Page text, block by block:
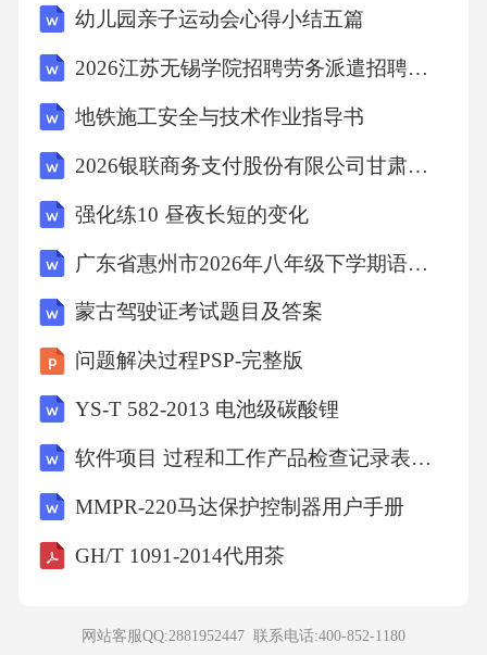
即半导体发光二极管，是一种能够将电能转化
为可见光的固态的半导体器件，它可以直接把
电能转化为光能，D项正确。故选D。
考点：物理常识6、起源于中国的日本国酒是什
么?它是根据中国的什么酒酿造的?（）
A、清酒，米酒
C、烧酒，茅台
D、烧酒，米酒
【答案】：B日本的国酒是清酒，是借鉴中国的
考点：人文常识7、执行力的强弱已经成为影响
幼儿园亲子运动会心得小结五篇
2026江苏无锡学院招聘劳务派遣招聘备考题库及答案详解1套
地铁施工安全与技术作业指导书
2026银联商务支付股份有限公司甘肃分公司招聘备考题库有答案详解
强化练10 昼夜长短的变化
广东省惠州市2026年八年级下学期语文期末试卷附答案
蒙古驾驶证考试题目及答案
问题解决过程PSP-完整版
YS-T 582-2013 电池级碳酸锂
软件项目 过程和工作产品检查记录表全套
MMPR-220马达保护控制器用户手册
GH/T 1091-2014代用茶
网站客服QQ:2881952447 联系电话:400-852-1180